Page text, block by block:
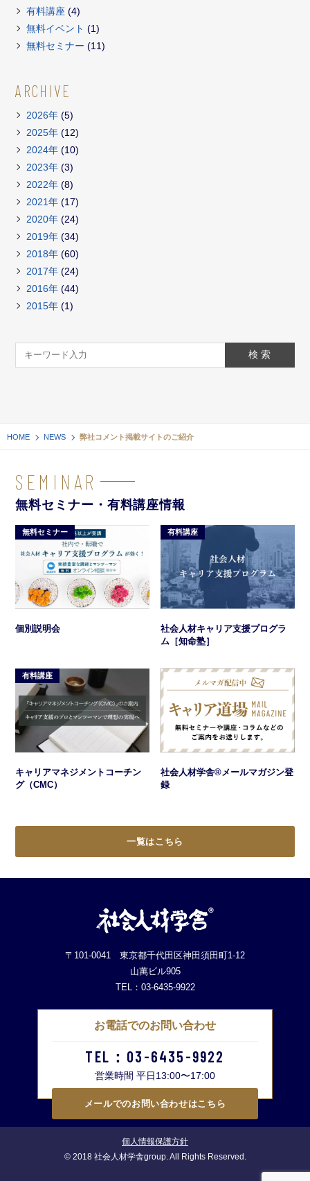
有料講座 (4)
無料イベント (1)
無料セミナー (11)
ARCHIVE
2026年 (5)
2025年 (12)
2024年 (10)
2023年 (3)
2022年 (8)
2021年 (17)
2020年 (24)
2019年 (34)
2018年 (60)
2017年 (24)
2016年 (44)
2015年 (1)
HOME NEWS 弊社コメント掲載サイトのご紹介
SEMINAR
無料セミナー・有料講座情報
無料セミナー
個別説明会
有料講座
社会人材キャリア支援プログラ
ム［知命塾］
有料講座
キャリアマネジメントコーチン
グ（CMC）
社会人材学舎®メールマガジン登
録
一覧はこちら
〒101-0041 東京都千代田区神田須田町1-12
山萬ビル905
TEL：03-6435-9922
お電話でのお問い合わせ
TEL：03-6435-9922
営業時間 平日13:00〜17:00
メールでのお問い合わせはこちら
個人情報保護方針
© 2018 社会人材学舎group. All Rights Reserved.